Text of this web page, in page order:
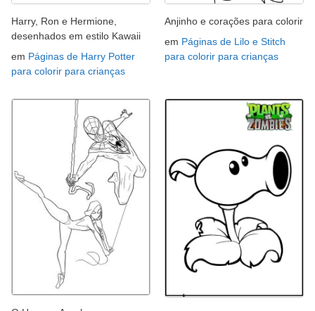
Harry, Ron e Hermione,
desenhados em estilo Kawaii
em Páginas de Harry Potter
para colorir para crianças
Anjinho e corações para colorir
em Páginas de Lilo e Stitch
para colorir para crianças